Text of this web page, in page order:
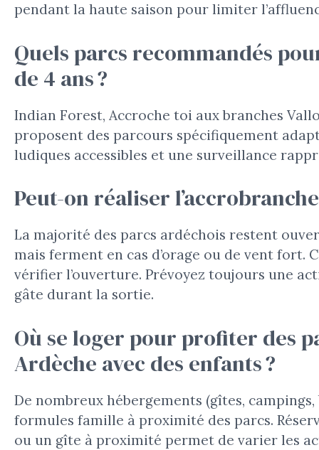
pendant la haute saison pour limiter
Quels parcs recommandés
de 4 ans ?
Indian Forest, Accroche toi aux branches
proposent des parcours spécifiquement
ludiques accessibles et une surveillance
Peut-on réaliser
La majorité des parcs ardéchois restent
mais ferment en cas d’orage ou de vent fort.
vérifier l’ouverture. Prévoyez toujours une
gâte durant la sortie.
Où se loger pour profiter des
Ardèche avec des enfants ?
De nombreux hébergements (gîtes,
formules famille à proximité des parcs.
ou un gîte à proximité permet de varier les